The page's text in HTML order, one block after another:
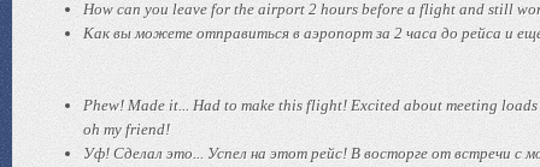
How can you leave for the airport 2 hours before a flight and still
Как вы можете отправиться в аэропорт за 2 часа до рейса и
Phew! Made it... Had to make this flight! Excited about meeting
oh my friend!
Уф! Сделал это... Успел на этот рейс! В восторге от встречи с